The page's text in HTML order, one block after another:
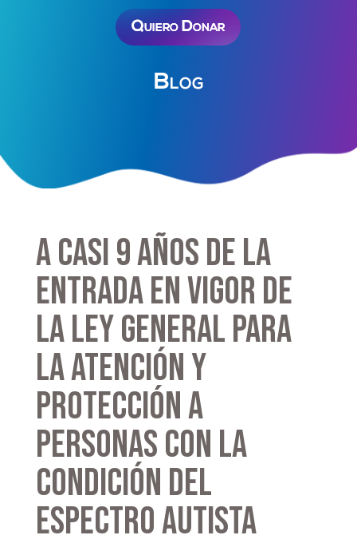
Quiero Donar
Blog
A casi 9 años de la
entrada en vigor de
la Ley General para
la Atención y
Protección a
Personas con la
Condición del
Espectro Autista